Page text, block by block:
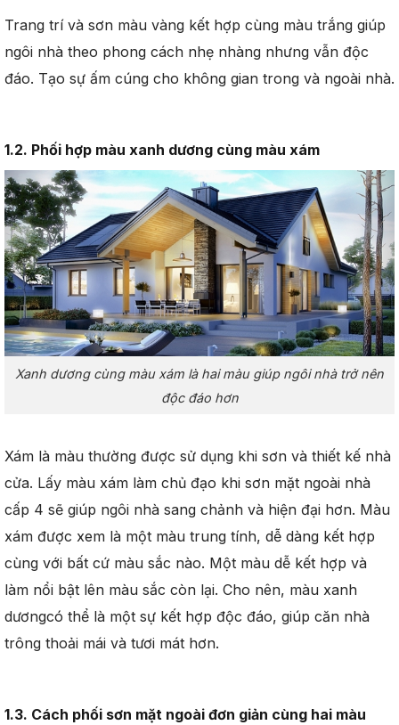
Trang trí và sơn màu vàng kết hợp cùng màu trắng giúp
ngôi nhà theo phong cách nhẹ nhàng nhưng vẫn độc
đáo. Tạo sự ấm cúng cho không gian trong và ngoài nhà.
1.2. Phối hợp màu xanh dương cùng màu xám
Xanh dương cùng màu xám là hai màu giúp ngôi nhà trở nên
độc đáo hơn
Xám là màu thường được sử dụng khi sơn và thiết kế nhà
cửa. Lấy màu xám làm chủ đạo khi sơn mặt ngoài nhà
cấp 4 sẽ giúp ngôi nhà sang chảnh và hiện đại hơn. Màu
xám được xem là một màu trung tính, dễ dàng kết hợp
cùng với bất cứ màu sắc nào. Một màu dễ kết hợp và
làm nổi bật lên màu sắc còn lại. Cho nên, màu xanh
dươngcó thể là một sự kết hợp độc đáo, giúp căn nhà
trông thoải mái và tươi mát hơn.
1.3. Cách phối sơn mặt ngoài đơn giản cùng hai màu